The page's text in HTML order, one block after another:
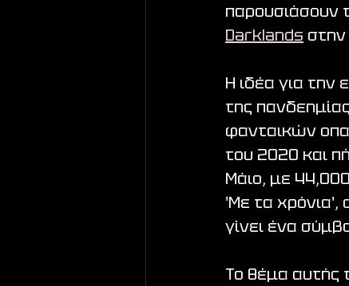
παρουσιάσουν
Darklands
Η ιδέα για
της
φανταικών
του 2020 και
Μάιο, με
'Με τα χρόνια',
γίνει ένα
Το θέμα αυτής